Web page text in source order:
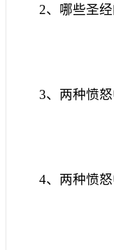
2、哪些圣
3、两种愤
4、两种愤